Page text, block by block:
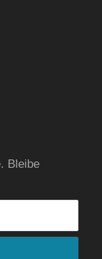
Bleibe